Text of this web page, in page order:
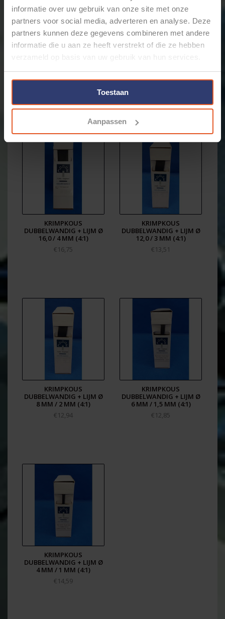
informatie over uw gebruik van onze site met onze
partners voor social media, adverteren en analyse. Deze
partners kunnen deze gegevens combineren met andere
informatie die u aan ze heeft verstrekt of die ze hebben
verzameld op basis van uw gebruik van hun services.
Toestaan
Aanpassen
4:1. (5,0 mm na krimpen)
Handige box met 2 meter professionele
dubbelwandige krimpkous met lijm. Deze krimpkous is
gemaakt van bewerkte en behandelde Polyolefine en
speciale smelt-lijm die zorgt voor een uitstekende
Door de uitstekende kwaliteit en specificaties van deze
verschillende elektrische toepassingen. Uitermate
geschikt voor het het afdichten van de achterkant van
het afdichten van kabel-connector-aanhechting.
Door de zeer hoge flexibiliteit van deze krimpkous is
het vaak mogelijk deze te gebruiken zonder dat je de
Deze krimpkous behoudt zijn volledige werking bij
temperaturen van -55°C t/m +125°C. Om deze kous te
Dit product voldoet aan de regelgeving UL en RoHS
en bevat geen halogeen.
REACH and RoHS compliant
Halogen free
Gerelateerde producten
KRIMPKOUS
DUBBELWANDIG + LIJM Ø
16,0 / 4 MM (4:1)
€16,75
KRIMPKOUS
DUBBELWANDIG + LIJM Ø
12,0 / 3 MM (4:1)
€13,51
KRIMPKOUS
DUBBELWANDIG + LIJM Ø
8 MM / 2 MM (4:1)
€12,94
KRIMPKOUS
DUBBELWANDIG + LIJM Ø
6 MM / 1,5 MM (4:1)
€12,85
KRIMPKOUS
DUBBELWANDIG + LIJM Ø
4 MM / 1 MM (4:1)
€14,59